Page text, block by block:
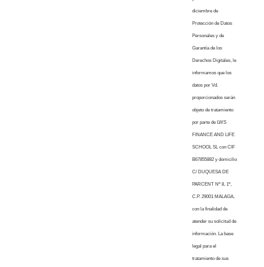
diciembre de
Protección de Datos
Personales y de
Garantía de los
Derechos Digitales, le
informamos que los
datos por Vd.
proporcionados serán
objeto de tratamiento
por parte de LWS
FINANCE AND LIFE
SCHOOL SL con CIF
B67855882 y domicilio
C/ DUQUESA DE
PARCENT Nº 8, 1º,
C.P. 29001 MALAGA,
con la finalidad de
atender su solicitud de
información. La base
legal para el
tratamiento de sus